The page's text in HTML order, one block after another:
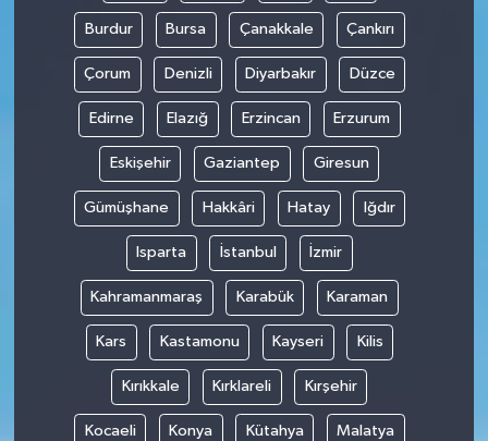
Burdur Bursa Çanakkale Çankırı
Çorum Denizli Diyarbakır Düzce
Edirne Elazığ Erzincan Erzurum
Eskişehir Gaziantep Giresun
Gümüşhane Hakkâri Hatay Iğdır
Isparta İstanbul İzmir
Kahramanmaraş Karabük Karaman
Kars Kastamonu Kayseri Kilis
Kırıkkale Kırklareli Kırşehir
Kocaeli Konya Kütahya Malatya